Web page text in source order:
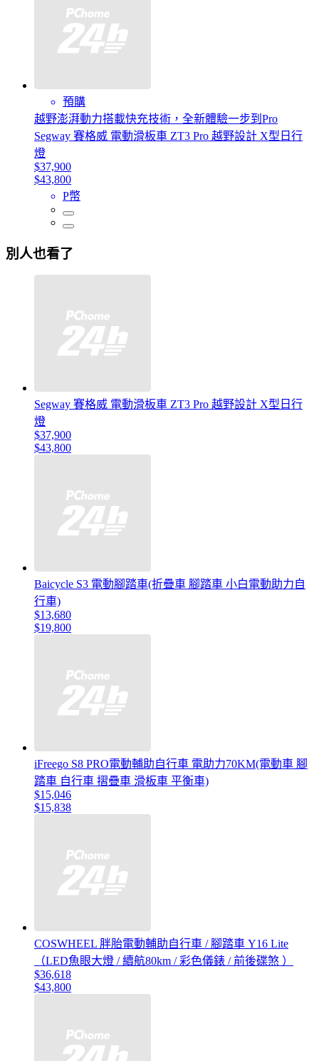
預購
越野澎湃動力搭載快充技術，全新體驗一步到Pro
Segway 賽格威 電動滑板車 ZT3 Pro 越野設計 X型日行
燈
$37,900
$43,800
P幣
別人也看了
Segway 賽格威 電動滑板車 ZT3 Pro 越野設計 X型日行
燈
$37,900
$43,800
Baicycle S3 電動腳踏車(折疊車 腳踏車 小白電動助力自
行車)
$13,680
$19,800
iFreego S8 PRO電動輔助自行車 電助力70KM(電動車 腳
踏車 自行車 摺疊車 滑板車 平衡車)
$15,046
$15,838
COSWHEEL 胖胎電動輔助自行車 / 腳踏車 Y16 Lite
（LED魚眼大燈 / 續航80km / 彩色儀錶 / 前後碟煞 ）
$36,618
$43,800